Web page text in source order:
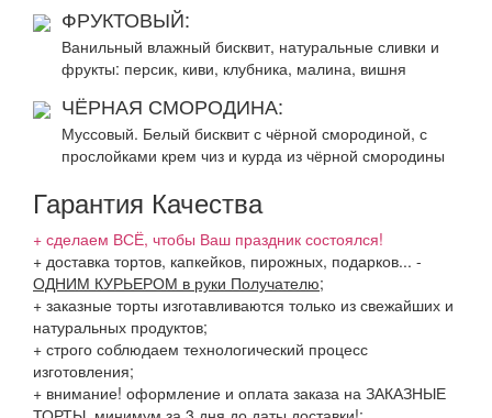
ФРУКТОВЫЙ:
Ванильный влажный бисквит, натуральные сливки и
фрукты: персик, киви, клубника, малина, вишня
ЧЁРНАЯ СМОРОДИНА:
Муссовый. Белый бисквит с чёрной смородиной, с
прослойками крем чиз и курда из чёрной смородины
Гарантия Качества
+ сделаем ВСЁ, чтобы Ваш праздник состоялся!
+ доставка тортов, капкейков, пирожных, подарков... -
ОДНИМ КУРЬЕРОМ в руки Получателю;
+ заказные торты изготавливаются только из свежайших и
натуральных продуктов;
+ строго соблюдаем технологический процесс
изготовления;
+ внимание! оформление и оплата заказа на ЗАКАЗНЫЕ